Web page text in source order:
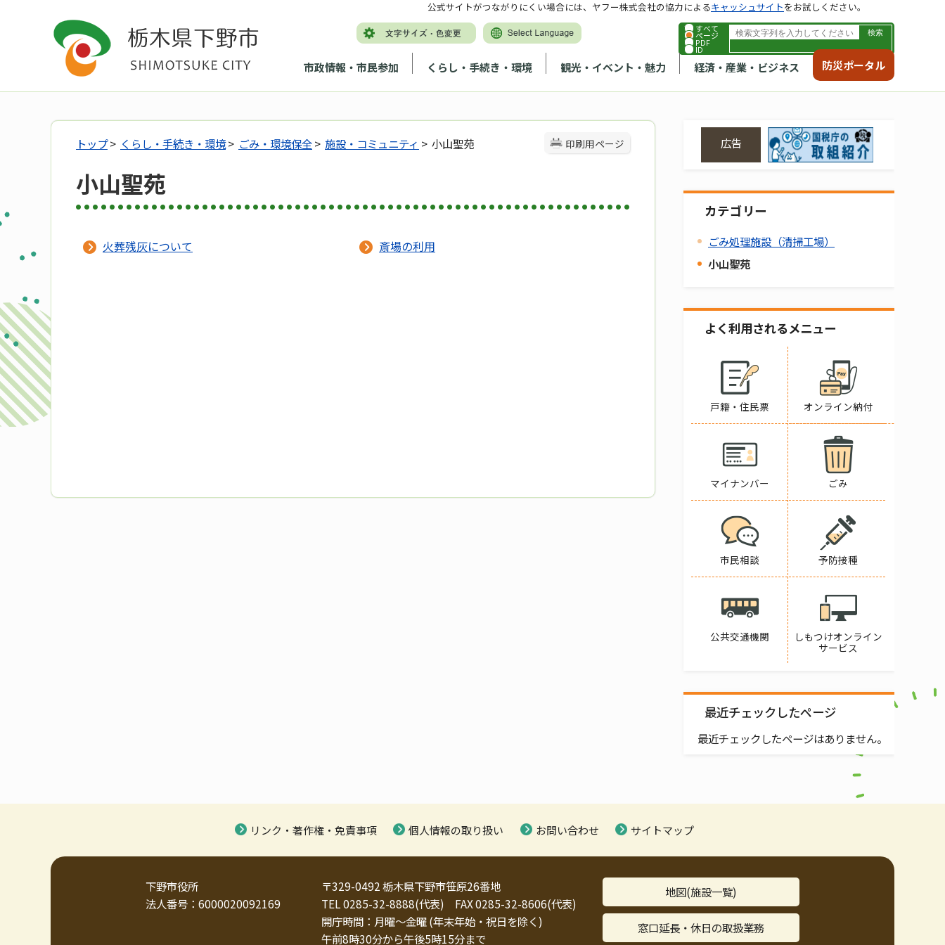
すべて
ページ
PDF
ID
市政情報・市民参加 くらし・手続き・環境 観光・イベント・魅力 経済・産業・ビジネス 防災ポータル
公式サイトがつながりにくい場合には、ヤフー株式会社の協力によるキャッシュサイトをお試しください。
印刷用ページ
トップ> くらし・手続き・環境> ごみ・環境保全> 施設・コミュニティ > 小山聖苑
小山聖苑
火葬残灰について 斎場の利用
広告
カテゴリー
ごみ処理施設（清掃工場）
小山聖苑
よく利用されるメニュー
戸籍・住民票 オンライン納付
マイナンバー ごみ
市民相談 予防接種
公共交通機関
しもつけオンライン
サービス
最近チェックしたページ
最近チェックしたページはありません。
リンク・著作権・免責事項 個人情報の取り扱い お問い合わせ サイトマップ
下野市役所
法人番号：6000020092169
〒329-0492 栃木県下野市笹原26番地
TEL 0285-32-8888(代表) FAX 0285-32-8606(代表)
開庁時間：月曜～金曜 (年末年始・祝日を除く)
午前8時30分から午後5時15分まで
地図(施設一覧)
窓口延長・休日の取扱業務